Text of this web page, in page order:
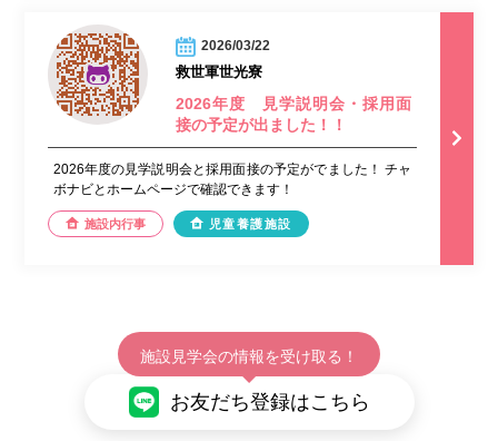
2026/03/22
救世軍世光寮
2026年度 見学説明会・採用面
接の予定が出ました！！
2026年度の見学説明会と採用面接の予定がでました！ チャ
ボナビとホームページで確認できます！
施設内行事 児童養護施設
施設見学会の情報を受け取る！
お友だち登録はこちら